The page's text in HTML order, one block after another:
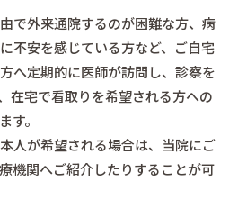
で外来通院するのが困難な方、病
不安を感じている方など、ご自宅
へ定期的に医師が訪問し、診察を
在宅で看取りを希望される方への
す。
人が希望される場合は、当院にご
機関へご紹介したりすることが可